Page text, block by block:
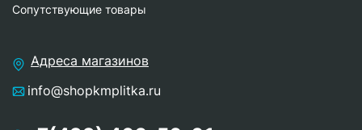
Сопутствующие товары
Адреса магазинов
info@shopkmplitka.ru